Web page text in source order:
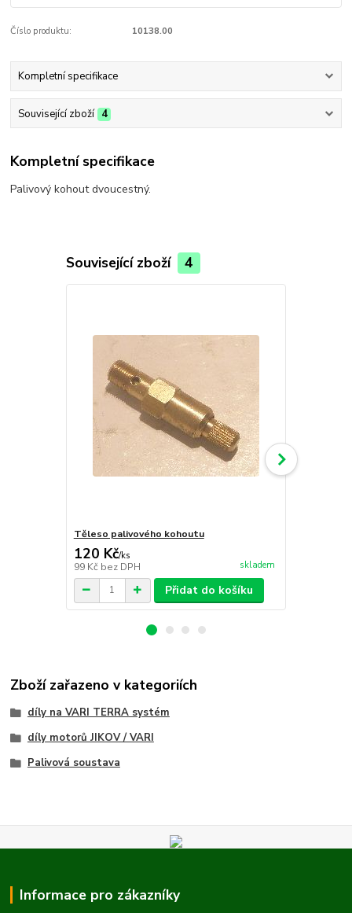
Číslo produktu: 10138.00
Kompletní specifikace
Související zboží 4
Kompletní specifikace
Palivový kohout dvoucestný.
Související zboží 4
Těleso palivového kohoutu
120 Kč/ks
99 Kč bez DPH skladem
Přidat do košíku
Zboží zařazeno v kategoriích
díly na VARI TERRA systém
díly motorů JIKOV / VARI
Palivová soustava
Informace pro zákazníky